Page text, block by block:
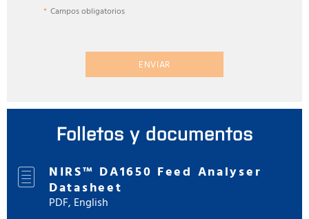
Campos obligatorios
ENVIAR
Folletos y documentos
NIRS™ DA1650 Feed Analyser
Datasheet
PDF, English